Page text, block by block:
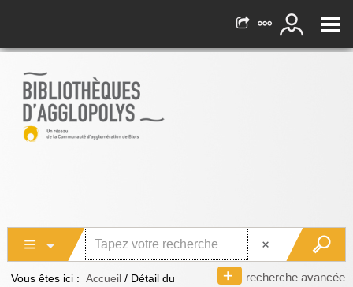
recherche avancée
Vous êtes ici : Accueil / Détail du